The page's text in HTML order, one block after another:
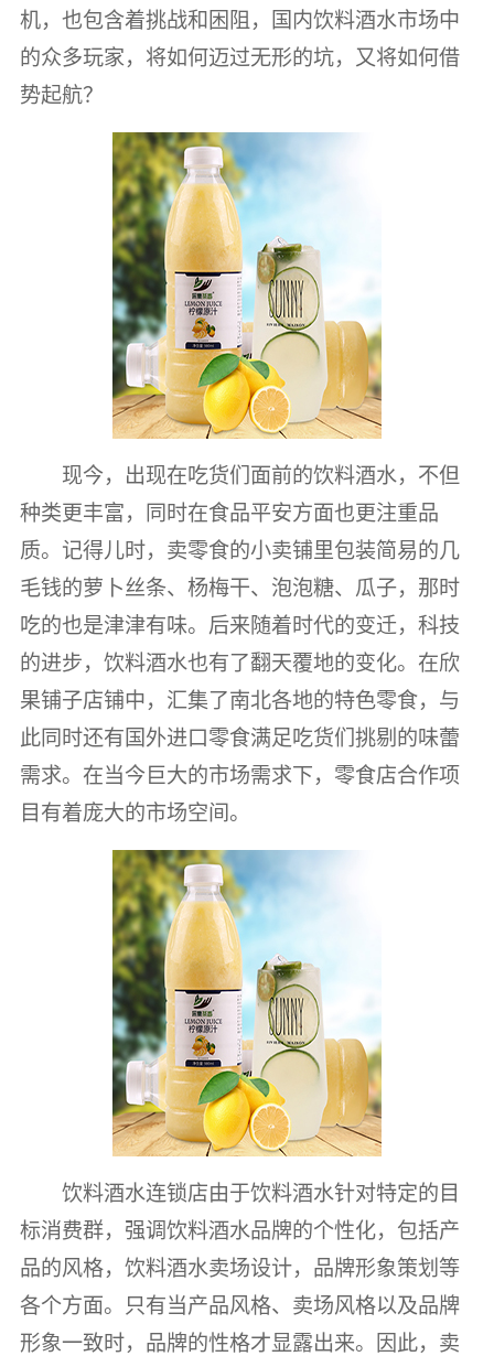
机，也包含着挑战和困阻，国内饮料酒水市场中
的众多玩家，将如何迈过无形的坑，又将如何借
势起航？
现今，出现在吃货们面前的饮料酒水，不但
种类更丰富，同时在食品平安方面也更注重品
质。记得儿时，卖零食的小卖铺里包装简易的几
毛钱的萝卜丝条、杨梅干、泡泡糖、瓜子，那时
吃的也是津津有味。后来随着时代的变迁，科技
的进步，饮料酒水也有了翻天覆地的变化。在欣
果铺子店铺中，汇集了南北各地的特色零食，与
此同时还有国外进口零食满足吃货们挑剔的味蕾
需求。在当今巨大的市场需求下，零食店合作项
目有着庞大的市场空间。
饮料酒水连锁店由于饮料酒水针对特定的目
标消费群，强调饮料酒水品牌的个性化，包括产
品的风格，饮料酒水卖场设计，品牌形象策划等
各个方面。只有当产品风格、卖场风格以及品牌
形象一致时，品牌的性格才显露出来。因此，卖